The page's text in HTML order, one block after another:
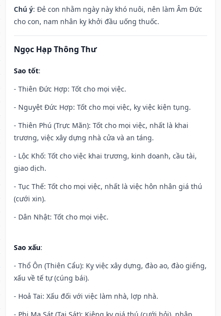
Chú ý: Đẻ con nhằm ngày này khó nuôi, nên làm Âm Đức
cho con, nam nhân kỵ khởi đầu uống thuốc.
Ngọc Hạp Thông Thư
Sao tốt:
- Thiên Đức Hợp: Tốt cho mọi việc.
- Nguyệt Đức Hợp: Tốt cho mọi việc, kỵ việc kiện tụng.
- Thiên Phú (Trực Mãn): Tốt cho mọi việc, nhất là khai
trương, việc xây dựng nhà cửa và an táng.
- Lộc Khố: Tốt cho việc khai trương, kinh doanh, cầu tài,
giao dịch.
- Tục Thế: Tốt cho mọi việc, nhất là việc hôn nhân giá thú
(cưới xin).
- Dân Nhật: Tốt cho mọi việc.
Sao xấu:
- Thổ Ôn (Thiên Cẩu): Kỵ việc xây dựng, đào ao, đào giếng,
xấu về tế tự (cúng bái).
- Hoả Tai: Xấu đối với việc làm nhà, lợp nhà.